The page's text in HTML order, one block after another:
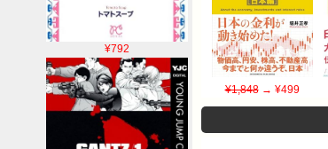
¥792
¥1,848→ ¥499